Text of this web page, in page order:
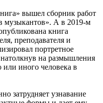
вышел сборник работ
музыкантов». А в 2019-м
книга
преподавателя и
портретное
на размышления
или иного человека в
затрудняет узнавание